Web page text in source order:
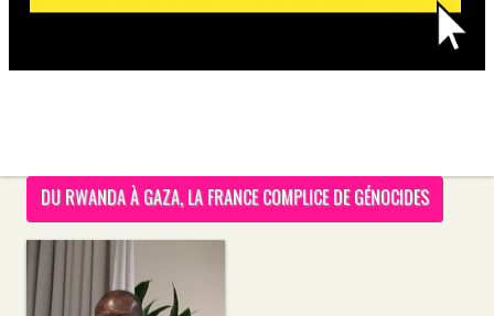
DU RWANDA À GAZA, LA FRANCE COMPLICE DE GÉNOCIDES